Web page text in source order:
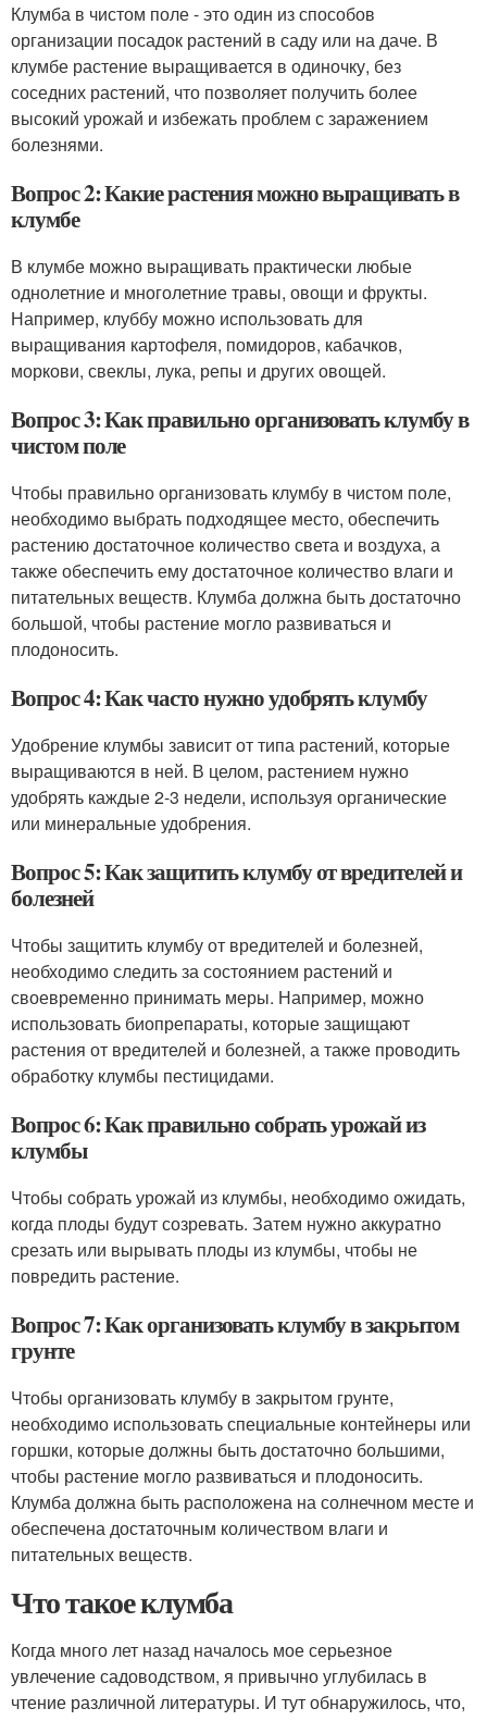
Клумба в чистом поле - это один из способов
организации посадок растений в саду или на даче. В
клумбе растение выращивается в одиночку, без
соседних растений, что позволяет получить более
высокий урожай и избежать проблем с заражением
болезнями.
Вопрос 2: Какие растения можно выращивать в
клумбе
В клумбе можно выращивать практически любые
однолетние и многолетние травы, овощи и фрукты.
Например, клуббу можно использовать для
выращивания картофеля, помидоров, кабачков,
моркови, свеклы, лука, репы и других овощей.
Вопрос 3: Как правильно организовать клумбу в
чистом поле
Чтобы правильно организовать клумбу в чистом поле,
необходимо выбрать подходящее место, обеспечить
растению достаточное количество света и воздуха, а
также обеспечить ему достаточное количество влаги и
питательных веществ. Клумба должна быть достаточно
большой, чтобы растение могло развиваться и
плодоносить.
Вопрос 4: Как часто нужно удобрять клумбу
Удобрение клумбы зависит от типа растений, которые
выращиваются в ней. В целом, растением нужно
удобрять каждые 2-3 недели, используя органические
или минеральные удобрения.
Вопрос 5: Как защитить клумбу от вредителей и
болезней
Чтобы защитить клумбу от вредителей и болезней,
необходимо следить за состоянием растений и
своевременно принимать меры. Например, можно
использовать биопрепараты, которые защищают
растения от вредителей и болезней, а также проводить
обработку клумбы пестицидами.
Вопрос 6: Как правильно собрать урожай из
клумбы
Чтобы собрать урожай из клумбы, необходимо ожидать,
когда плоды будут созревать. Затем нужно аккуратно
срезать или вырывать плоды из клумбы, чтобы не
повредить растение.
Вопрос 7: Как организовать клумбу в закрытом
грунте
Чтобы организовать клумбу в закрытом грунте,
необходимо использовать специальные контейнеры или
горшки, которые должны быть достаточно большими,
чтобы растение могло развиваться и плодоносить.
Клумба должна быть расположена на солнечном месте и
обеспечена достаточным количеством влаги и
питательных веществ.
Что такое клумба
Когда много лет назад началось мое серьезное
увлечение садоводством, я привычно углубилась в
чтение различной литературы. И тут обнаружилось, что,